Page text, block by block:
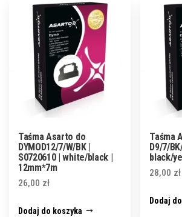
Taśma Asarto do
DYMOD12/7/W/BK |
S0720610 | white/black |
12mm*7m
26,00 zł
Dodaj do koszyka
Taśma
D9/7/
black/
28,00 zł
Dodaj